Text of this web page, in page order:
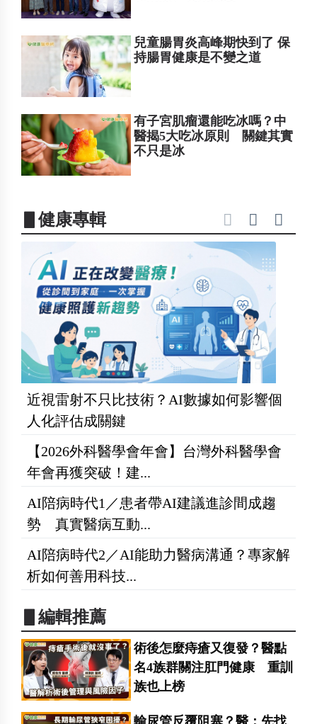
兒童腸胃炎高峰期快到了 保
持腸胃健康是不變之道
有子宮肌瘤還能吃冰嗎？中
醫揭5大吃冰原則 關鍵其實
不只是冰
▋健康專輯
近視雷射不只比技術？AI數據如何影響個
人化評估成關鍵
【2026外科醫學會年會】台灣外科醫學會
年會再獲突破！建...
AI陪病時代1／患者帶AI建議進診間成趨
勢 真實醫病互動...
AI陪病時代2／AI能助力醫病溝通？專家解
析如何善用科技...
▋編輯推薦
術後怎麼痔瘡又復發？醫點
名4族群關注肛門健康 重訓
族也上榜
輸尿管反覆阻塞？醫：先找